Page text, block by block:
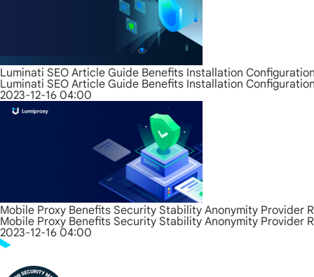
Luminati SEO Article Guide Benefits Installation
Luminati SEO Article Guide Benefits Installation
2023-12-16 04:00
Mobile Proxy Benefits Security Stability Anonymity Provider
Mobile Proxy Benefits Security Stability Anonymity Provider
2023-12-16 04:00